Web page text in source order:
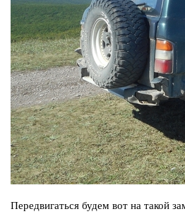
Передвигаться будем вот на такой